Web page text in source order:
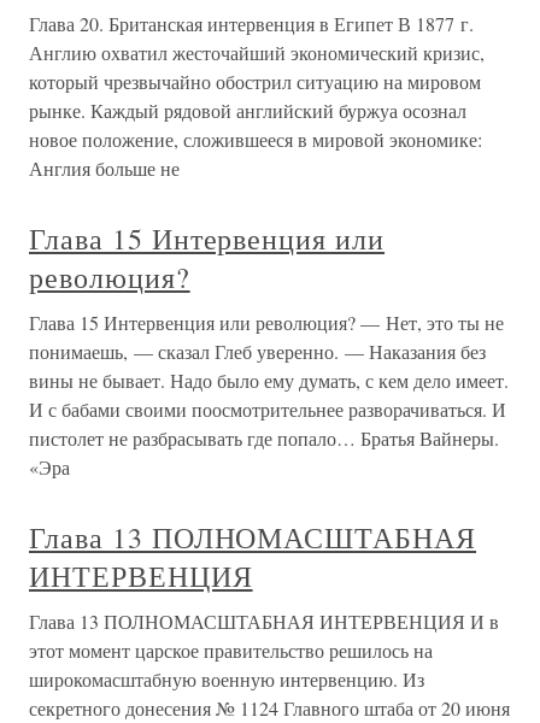
Глава 20. Британская интервенция в Египет В 1877 г.
Англию охватил жесточайший экономический кризис,
который чрезвычайно обострил ситуацию на мировом
рынке. Каждый рядовой английский буржуа осознал
новое положение, сложившееся в мировой экономике:
Англия больше не
Глава 15 Интервенция или
революция?
Глава 15 Интервенция или революция? — Нет, это ты не
понимаешь, — сказал Глеб уверенно. — Наказания без
вины не бывает. Надо было ему думать, с кем дело имеет.
И с бабами своими поосмотрительнее разворачиваться. И
пистолет не разбрасывать где попало… Братья Вайнеры.
«Эра
Глава 13 ПОЛНОМАСШТАБНАЯ
ИНТЕРВЕНЦИЯ
Глава 13 ПОЛНОМАСШТАБНАЯ ИНТЕРВЕНЦИЯ И в
этот момент царское правительство решилось на
широкомасштабную военную интервенцию. Из
секретного донесения № 1124 Главного штаба от 20 июня